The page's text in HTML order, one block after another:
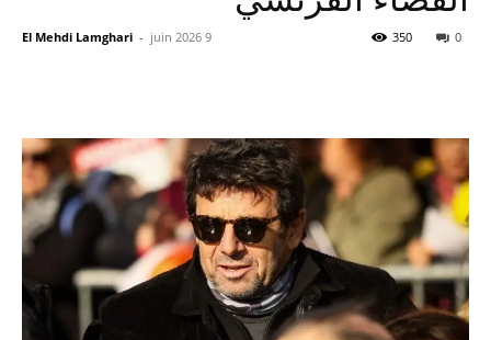
El Mehdi Lamghari - 9 juin 2026 0
350